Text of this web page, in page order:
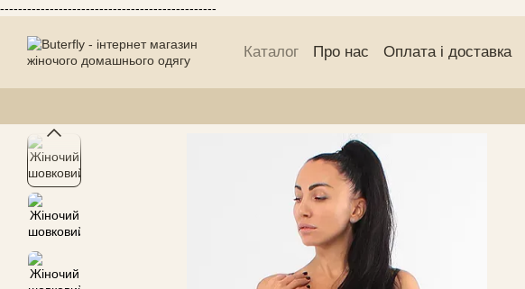
------------------------------------------------
Каталог Про нас Оплата і доставка